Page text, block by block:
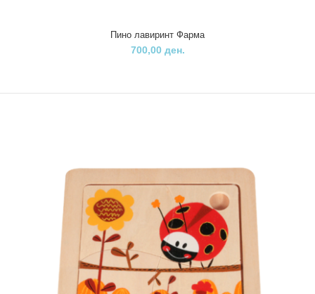
Пино лавиринт Фарма
700,00 ден.